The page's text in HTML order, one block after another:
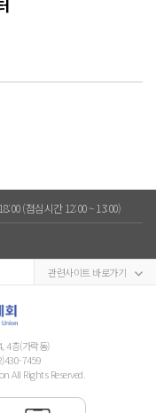
(점심시간 12:00 ~ 13:00)
관련사이트 바로가기
4층(가락동)
7459
All Rights Reserved.